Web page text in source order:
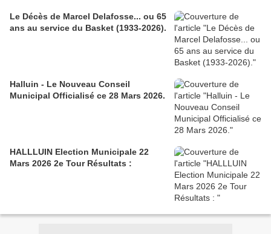
Le Décès de Marcel Delafosse... ou 65
ans au service du Basket (1933-2026).
Halluin - Le Nouveau Conseil
Municipal Officialisé ce 28 Mars 2026.
HALLLUIN Election Municipale 22
Mars 2026 2e Tour Résultats :